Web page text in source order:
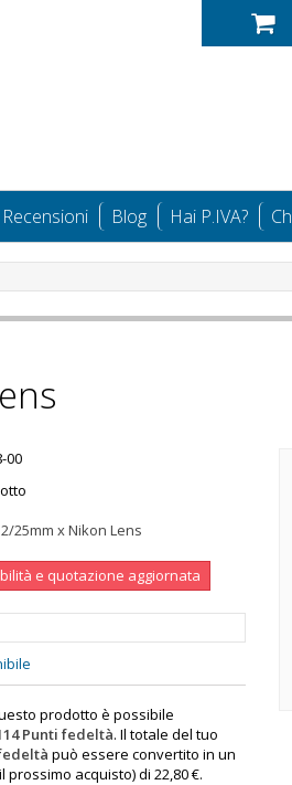
Recensioni Blog Hai P.IVA?
00
25mm x Nikon Lens
e quotazione aggiornata
prodotto è possibile
Punti fedeltà. Il totale del tuo
può essere convertito in un
prossimo acquisto) di 22,80 €.